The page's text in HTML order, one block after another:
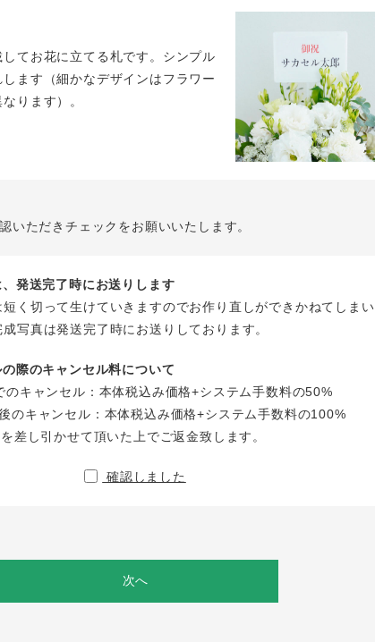
てお花に立てる札です。シンプル
ます（細かなデザインはフラワー
ります）。
いただきチェックをお願いいたします。
発送完了時にお送りします
く切って生けていきますのでお作り直しができかねてしまい
写真は発送完了時にお送りしております。
際のキャンセル料について
のキャンセル：本体税込み価格+システム手数料の50%
のキャンセル：本体税込み価格+システム手数料の100%
差し引かせて頂いた上でご返金致します。
確認しました
次へ